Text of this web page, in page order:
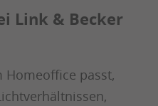
Link & Becker
Homeoffice passt,